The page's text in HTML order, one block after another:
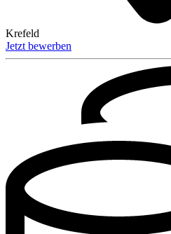
Krefeld
Jetzt bewerben